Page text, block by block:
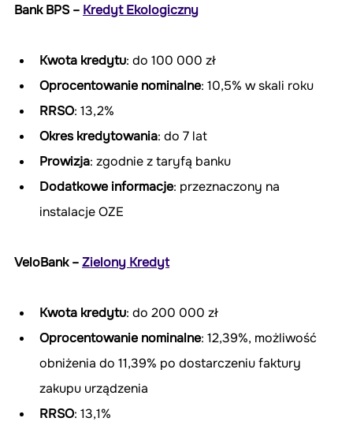
Bank BPS – Kredyt Ekologiczny
Kwota kredytu: do 100 000 zł
Oprocentowanie nominalne: 10,5% w skali roku
RRSO: 13,2%
Okres kredytowania: do 7 lat
Prowizja: zgodnie z taryfą banku
Dodatkowe informacje: przeznaczony na
instalacje OZE
VeloBank – Zielony Kredyt
Kwota kredytu: do 200 000 zł
Oprocentowanie nominalne: 12,39%, możliwość
obniżenia do 11,39% po dostarczeniu faktury
zakupu urządzenia
RRSO: 13,1%